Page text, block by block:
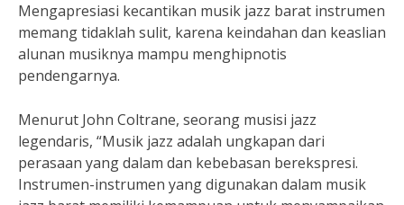
Mengapresiasi kecantikan musik jazz barat instrumen
memang tidaklah sulit, karena keindahan dan keaslian
alunan musiknya mampu menghipnotis
pendengarnya.
Menurut John Coltrane, seorang musisi jazz
legendaris, “Musik jazz adalah ungkapan dari
perasaan yang dalam dan kebebasan berekspresi.
Instrumen-instrumen yang digunakan dalam musik